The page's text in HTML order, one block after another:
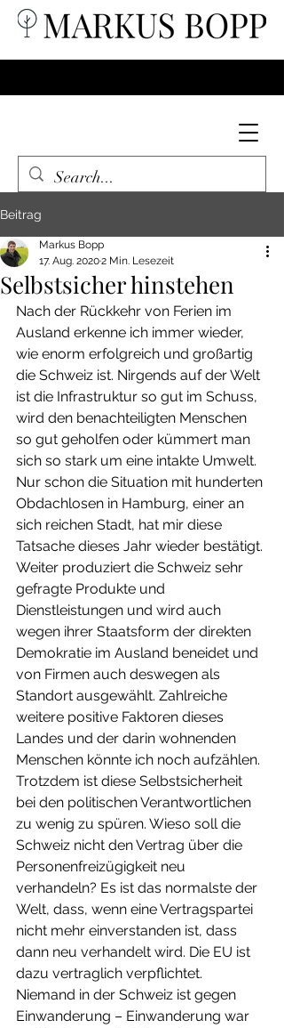
Beitrag
Selbstsicher hinstehen
Markus Bopp
17. Aug. 20202 Min. Lesezeit
Nach der Rückkehr von Ferien im
Ausland erkenne ich immer wieder,
wie enorm erfolgreich und großartig
die Schweiz ist. Nirgends auf der Welt
ist die Infrastruktur so gut im Schuss,
wird den benachteiligten Menschen
so gut geholfen oder kümmert man
sich so stark um eine intakte Umwelt.
Nur schon die Situation mit hunderten
Obdachlosen in Hamburg, einer an
sich reichen Stadt, hat mir diese
Tatsache dieses Jahr wieder bestätigt.
Weiter produziert die Schweiz sehr
gefragte Produkte und
Dienstleistungen und wird auch
wegen ihrer Staatsform der direkten
Demokratie im Ausland beneidet und
von Firmen auch deswegen als
Standort ausgewählt. Zahlreiche
weitere positive Faktoren dieses
Landes und der darin wohnenden
Menschen könnte ich noch aufzählen.
Trotzdem ist diese Selbstsicherheit
bei den politischen Verantwortlichen
zu wenig zu spüren. Wieso soll die
Schweiz nicht den Vertrag über die
Personenfreizügigkeit neu
verhandeln? Es ist das normalste der
Welt, dass, wenn eine Vertragspartei
nicht mehr einverstanden ist, dass
dann neu verhandelt wird. Die EU ist
dazu vertraglich verpflichtet.
Niemand in der Schweiz ist gegen
Einwanderung – Einwanderung war